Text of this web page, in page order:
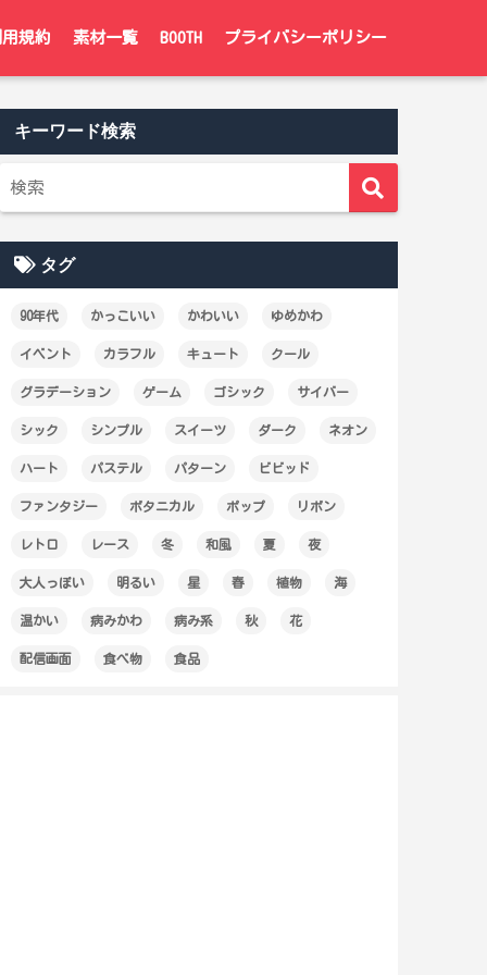
規約 素材一覧 BOOTH プライバシーポリシー
キーワード検索
タグ
90年代 かっこいい かわいい ゆめかわ
イベント カラフル キュート クール
グラデーション ゲーム ゴシック サイバー
シック シンプル スイーツ ダーク ネオン
ハート パステル パターン ビビッド
ファンタジー ボタニカル ポップ リボン
レトロ レース 冬 和風 夏 夜
大人っぽい 明るい 星 春 植物 海
温かい 病みかわ 病み系 秋 花
配信画面 食べ物 食品